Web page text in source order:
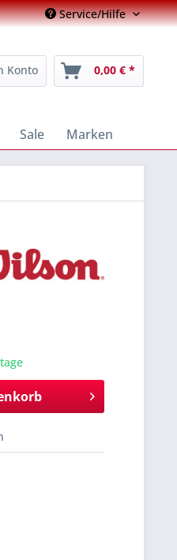
Service/Hilfe
Konto 0,00 € *
Sale Marken